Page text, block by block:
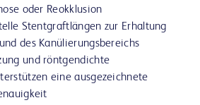
oder Reokklusion
Stentgraftlängen zur Erhaltung
des Kanülierungsbereichs
und röntgendichte
eine ausgezeichnete